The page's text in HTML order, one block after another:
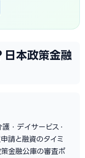
日本政策金融
・デイサービス・
請と融資のタイミ
金融公庫の審査ポ